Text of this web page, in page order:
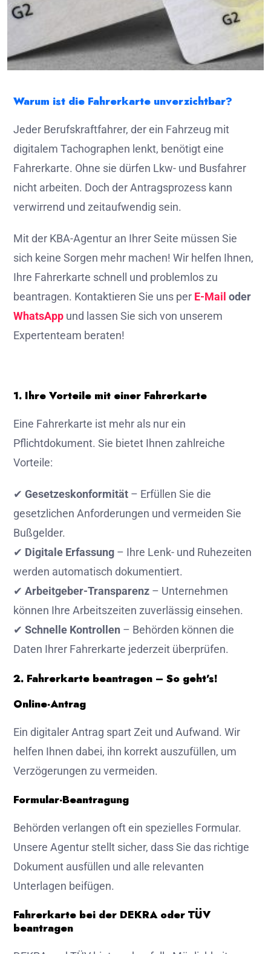
Warum ist die Fahrerkarte unverzichtbar?
Jeder Berufskraftfahrer, der ein Fahrzeug mit
digitalem Tachographen lenkt, benötigt eine
Fahrerkarte. Ohne sie dürfen Lkw- und Busfahrer
nicht arbeiten. Doch der Antragsprozess kann
verwirrend und zeitaufwendig sein.
Mit der KBA-Agentur an Ihrer Seite müssen Sie
sich keine Sorgen mehr machen! Wir helfen Ihnen,
Ihre Fahrerkarte schnell und problemlos zu
beantragen. Kontaktieren Sie uns per E-Mail oder
WhatsApp und lassen Sie sich von unserem
Expertenteam beraten!
1. Ihre Vorteile mit einer Fahrerkarte
Eine Fahrerkarte ist mehr als nur ein
Pflichtdokument. Sie bietet Ihnen zahlreiche
Vorteile:
✔ Gesetzeskonformität – Erfüllen Sie die
gesetzlichen Anforderungen und vermeiden Sie
Bußgelder.
✔ Digitale Erfassung – Ihre Lenk- und Ruhezeiten
werden automatisch dokumentiert.
✔ Arbeitgeber-Transparenz – Unternehmen
können Ihre Arbeitszeiten zuverlässig einsehen.
✔ Schnelle Kontrollen – Behörden können die
Daten Ihrer Fahrerkarte jederzeit überprüfen.
2. Fahrerkarte beantragen – So geht’s!
Online-Antrag
Ein digitaler Antrag spart Zeit und Aufwand. Wir
helfen Ihnen dabei, ihn korrekt auszufüllen, um
Verzögerungen zu vermeiden.
Formular-Beantragung
Behörden verlangen oft ein spezielles Formular.
Unsere Agentur stellt sicher, dass Sie das richtige
Dokument ausfüllen und alle relevanten
Unterlagen beifügen.
Fahrerkarte bei der DEKRA oder TÜV
beantragen